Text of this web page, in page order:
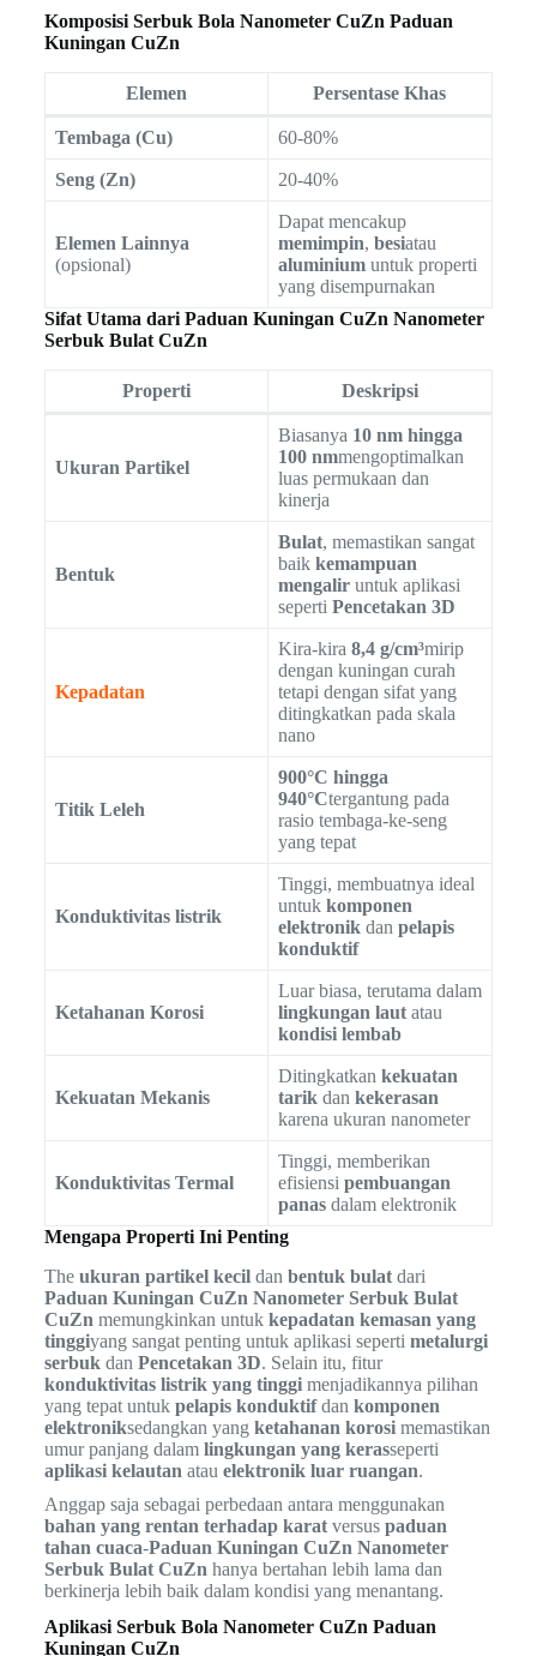
Komposisi Serbuk Bola Nanometer CuZn Paduan
Kuningan CuZn
Elemen Persentase Khas
Tembaga (Cu) 60-80%
Seng (Zn) 20-40%
Elemen Lainnya
(opsional)
Dapat mencakup
memimpin, besiatau
aluminiumuntuk properti
yang disempurnakan
Sifat Utama dari Paduan Kuningan CuZn Nanometer
Serbuk Bulat CuZn
Properti Deskripsi
Ukuran Partikel
Biasanya 10 nm hingga
100 nmmengoptimalkan
luas permukaan dan
kinerja
Bentuk
Bulat, memastikan sangat
baik kemampuan
mengaliruntuk aplikasi
seperti Pencetakan 3D
Kepadatan
Kira-kira 8,4 g/cm³mirip
dengan kuningan curah
tetapi dengan sifat yang
ditingkatkan pada skala
nano
Titik Leleh
900°C hingga
940°Ctergantung pada
rasio tembaga-ke-seng
yang tepat
Konduktivitas listrik
Tinggi, membuatnya ideal
untuk komponen
elektronikdan pelapis
konduktif
Ketahanan Korosi
Luar biasa, terutama dalam
lingkungan lautatau
kondisi lembab
Kekuatan Mekanis
Ditingkatkan kekuatan
tarikdan kekerasan
karena ukuran nanometer
Konduktivitas Termal
Tinggi, memberikan
efisiensi pembuangan
panasdalam elektronik
Mengapa Properti Ini Penting
The ukuran partikel kecildan bentuk bulatdari
Paduan Kuningan CuZn Nanometer Serbuk Bulat
CuZn memungkinkan untuk kepadatan kemasan yang
tinggiyang sangat penting untuk aplikasi seperti metalurgi
serbukdan Pencetakan 3D. Selain itu, fitur
konduktivitas listrik yang tinggimenjadikannya pilihan
yang tepat untuk pelapis konduktifdan komponen
elektroniksedangkan yang ketahanan korosimemastikan
umur panjang dalam lingkungan yang kerasseperti
aplikasi kelautan atau elektronik luar ruangan.
Anggap saja sebagai perbedaan antara menggunakan
bahan yang rentan terhadap karatversus paduan
tahan cuaca-Paduan Kuningan CuZn Nanometer
Serbuk Bulat CuZn hanya bertahan lebih lama dan
berkinerja lebih baik dalam kondisi yang menantang.
Aplikasi Serbuk Bola Nanometer CuZn Paduan
Kuningan CuZn